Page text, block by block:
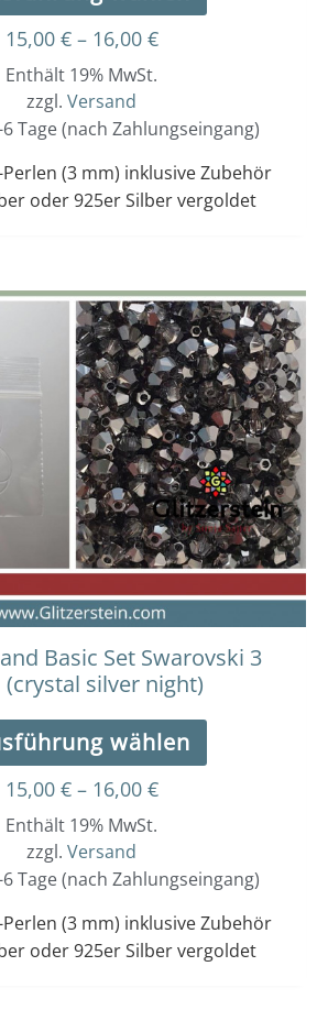
15,00 € – 16,00 €
Enthält 19% MwSt.
zzgl. Versand
Tage (nach Zahlungseingang)
(3 mm) inklusive Zubehör
oder 925er Silber vergoldet
Basic Set Swarovski 3
silver night)
wählen
Dieses
Produkt
weist
mehrere
Varianten
auf.
Die
Optionen
können
auf
der
werden
15,00 € – 16,00 €
Preisspanne:
15,00 €
bis
16,00 €
Enthält 19% MwSt.
zzgl. Versand
Tage (nach Zahlungseingang)
(3 mm) inklusive Zubehör
oder 925er Silber vergoldet